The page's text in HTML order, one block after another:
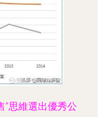
”思維選出優秀公